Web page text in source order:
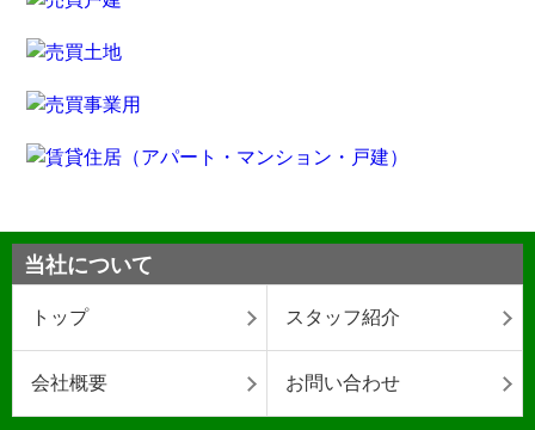
当社について
トップ スタッフ紹介
会社概要 お問い合わせ